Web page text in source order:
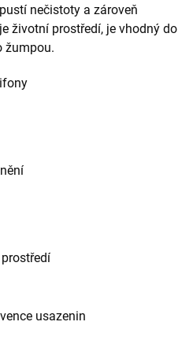
nečistoty a zároveň
životní prostředí, je vhodný do
žumpou.
usazenin